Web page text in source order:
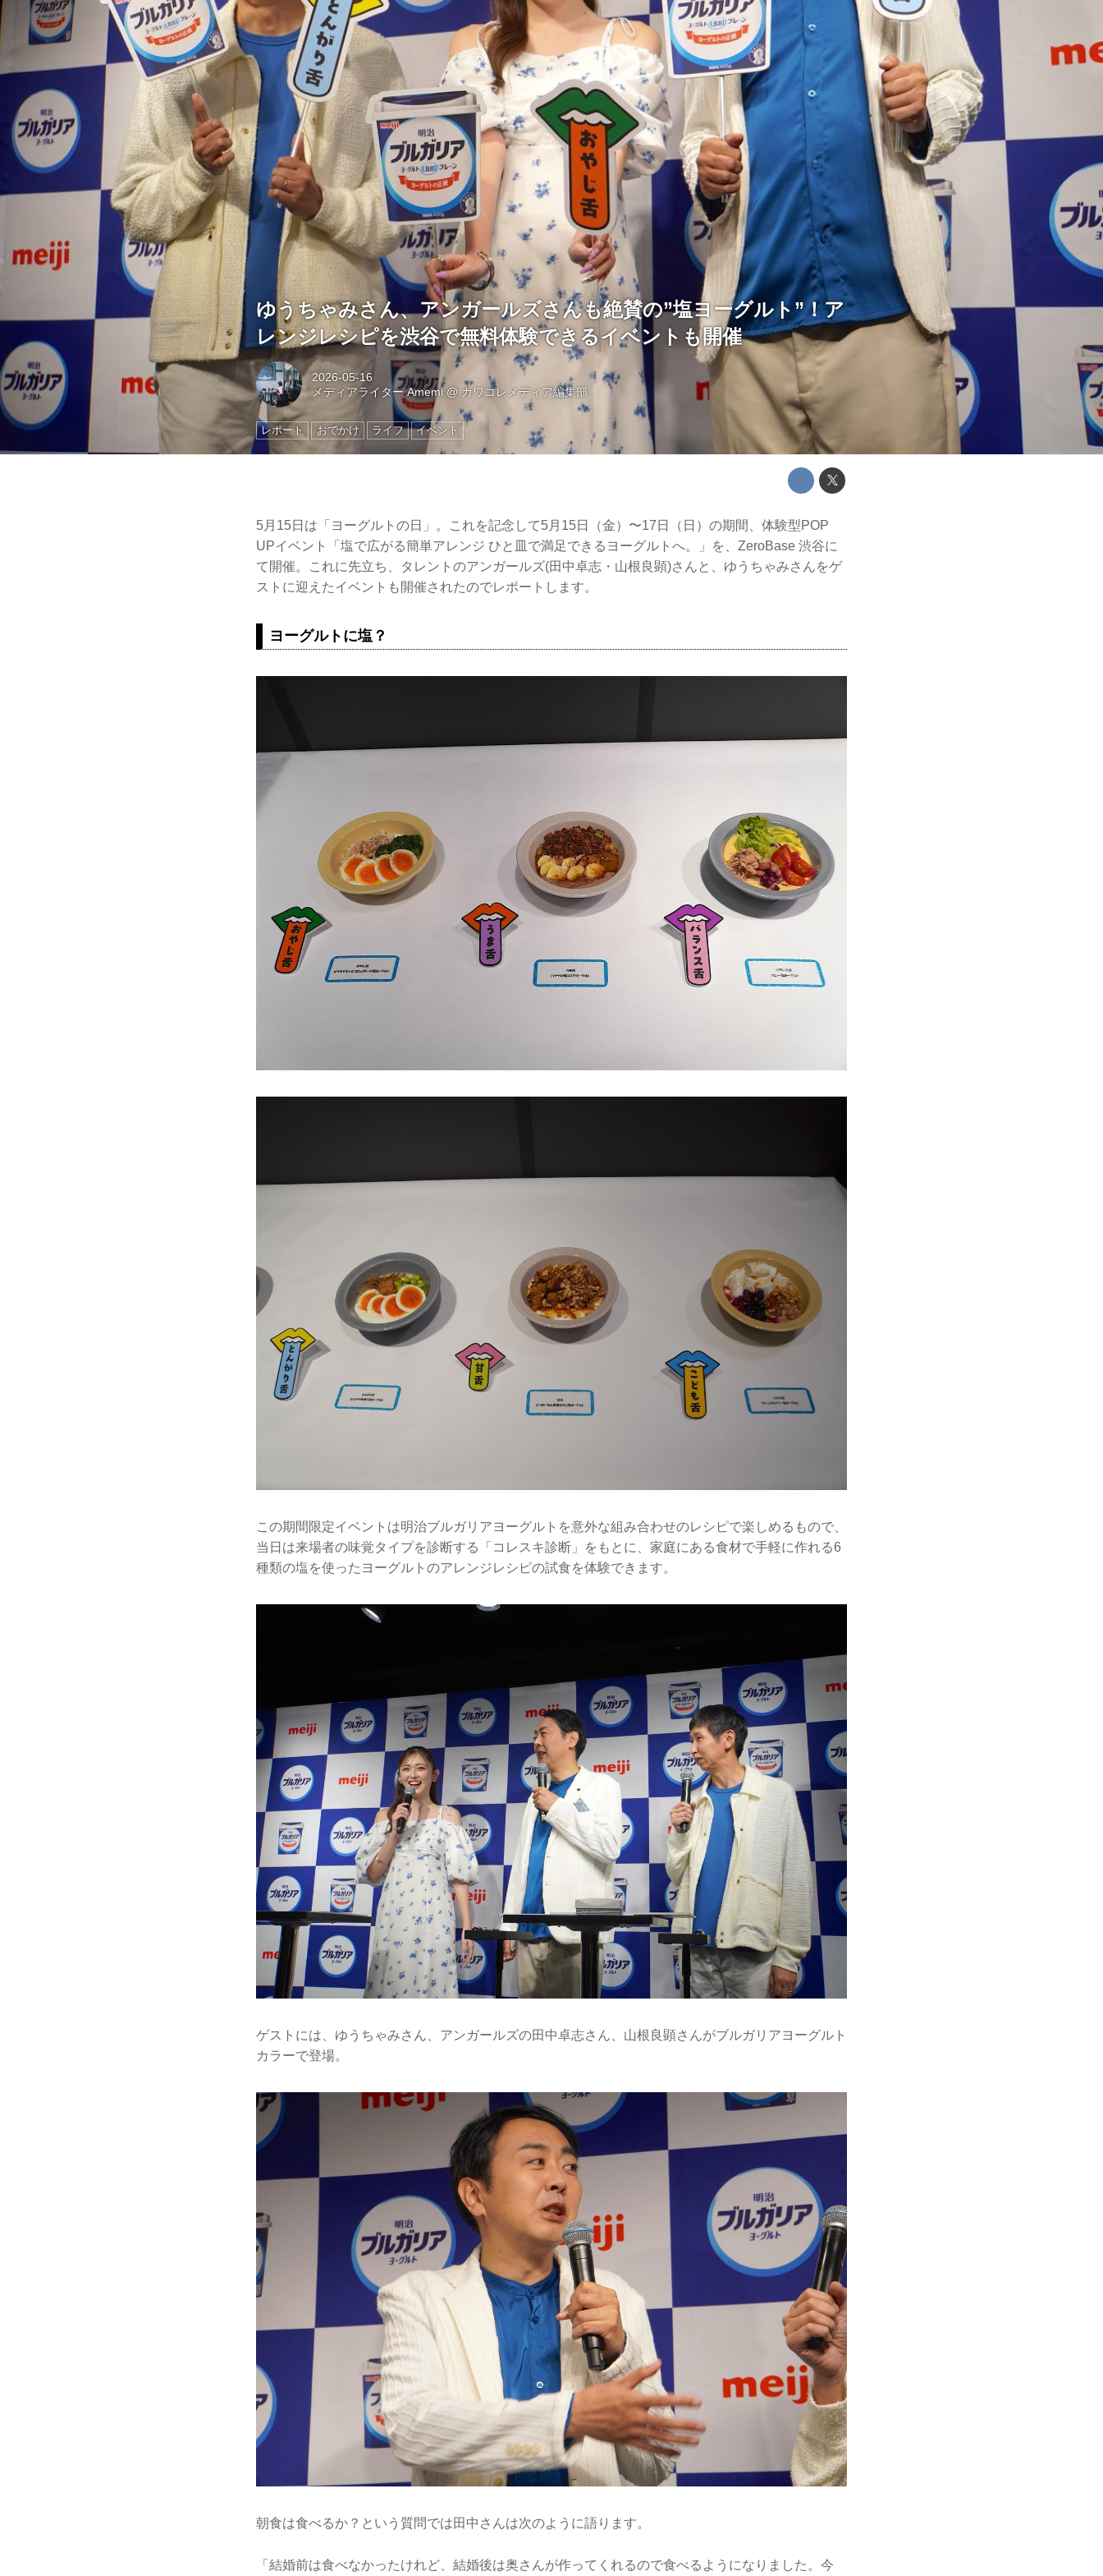
ゆうちゃみさん、アンガールズさんも絶賛の”塩ヨーグルト”！ア
レンジレシピを渋谷で無料体験できるイベントも開催
2026-05-16
メディアライター Amemi @ カワコレメディア編集部
レポート おでかけ ライフ イベント
5月15日は「ヨーグルトの日」。これを記念して5月15日（金）〜17日（日）の期間、体験型POP
UPイベント「塩で広がる簡単アレンジ ひと皿で満足できるヨーグルトへ。」を、ZeroBase 渋谷に
て開催。これに先立ち、タレントのアンガールズ(田中卓志・山根良顕)さんと、ゆうちゃみさんをゲ
ストに迎えたイベントも開催されたのでレポートします。
ヨーグルトに塩？
この期間限定イベントは明治ブルガリアヨーグルトを意外な組み合わせのレシピで楽しめるもので、
当日は来場者の味覚タイプを診断する「コレスキ診断」をもとに、家庭にある食材で手軽に作れる6
種類の塩を使ったヨーグルトのアレンジレシピの試食を体験できます。
ゲストには、ゆうちゃみさん、アンガールズの田中卓志さん、山根良顕さんがブルガリアヨーグルト
カラーで登場。
朝食は食べるか？という質問では田中さんは次のように語ります。
「結婚前は食べなかったけれど、結婚後は奥さんが作ってくれるので食べるようになりました。今